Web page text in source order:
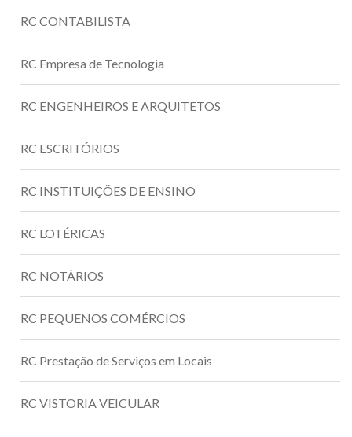
RC CONTABILISTA
RC Empresa de Tecnologia
RC ENGENHEIROS E ARQUITETOS
RC ESCRITÓRIOS
RC INSTITUIÇÕES DE ENSINO
RC LOTÉRICAS
RC NOTÁRIOS
RC PEQUENOS COMÉRCIOS
RC Prestação de Serviços em Locais
RC VISTORIA VEICULAR